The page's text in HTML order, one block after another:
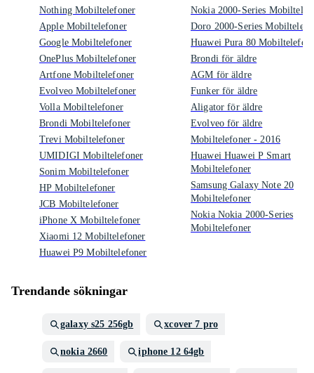
Nothing Mobiltelefoner
Apple Mobiltelefoner
Google Mobiltelefoner
OnePlus Mobiltelefoner
Artfone Mobiltelefoner
Evolveo Mobiltelefoner
Volla Mobiltelefoner
Brondi Mobiltelefoner
Trevi Mobiltelefoner
UMIDIGI Mobiltelefoner
Sonim Mobiltelefoner
HP Mobiltelefoner
JCB Mobiltelefoner
iPhone X Mobiltelefoner
Xiaomi 12 Mobiltelefoner
Huawei P9 Mobiltelefoner
Nokia 2000-Series
Doro 2000-Series
Huawei Pura 80
Brondi för äldre
AGM för äldre
Funker för äldre
Aligator för äldre
Evolveo för äldre
Mobiltelefoner - 2016
Huawei Huawei P Smart
Mobiltelefoner
Samsung Galaxy Note 20
Mobiltelefoner
Nokia Nokia 2000-Series
Mobiltelefoner
Trendande sökningar
galaxy s25 256gb xcover 7 pro
nokia 2660 iphone 12 64gb